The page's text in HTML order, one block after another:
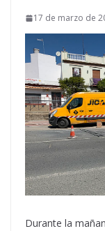
17 de marzo de
Durante la